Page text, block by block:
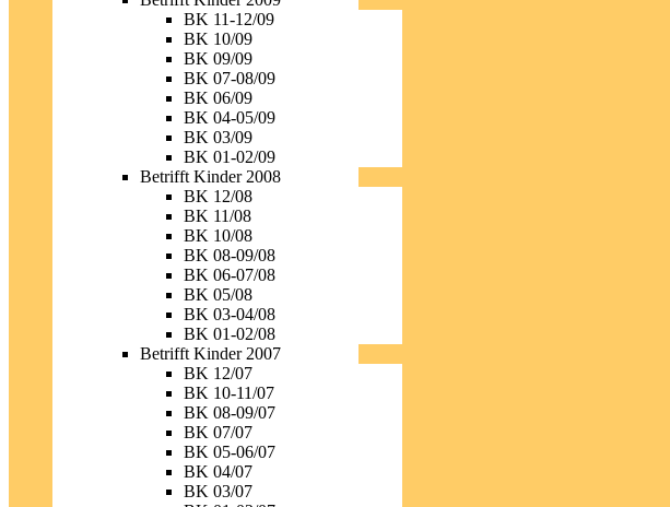
BK 11-12/09
BK 10/09
BK 09/09
BK 07-08/09
BK 06/09
BK 04-05/09
BK 03/09
BK 01-02/09
Betrifft Kinder 2008
BK 12/08
BK 11/08
BK 10/08
BK 08-09/08
BK 06-07/08
BK 05/08
BK 03-04/08
BK 01-02/08
Betrifft Kinder 2007
BK 12/07
BK 10-11/07
BK 08-09/07
BK 07/07
BK 05-06/07
BK 04/07
BK 03/07